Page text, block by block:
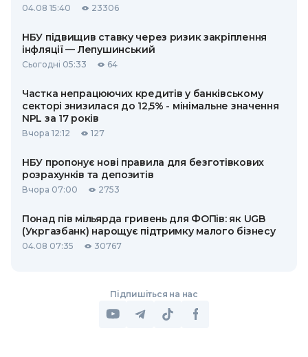
04.08 15:40 23306
НБУ підвищив ставку через ризик закріплення
інфляції — Лепушинський
Сьогодні 05:33 64
Частка непрацюючих кредитів у банківському
секторі знизилася до 12,5% - мінімальне значення
NPL за 17 років
Вчора 12:12 127
НБУ пропонує нові правила для безготівкових
розрахунків та депозитів
Вчора 07:00 2753
Понад пів мільярда гривень для ФОПів: як UGB
(Укргазбанк) нарощує підтримку малого бізнесу
04.08 07:35 30767
Підпишіться на нас